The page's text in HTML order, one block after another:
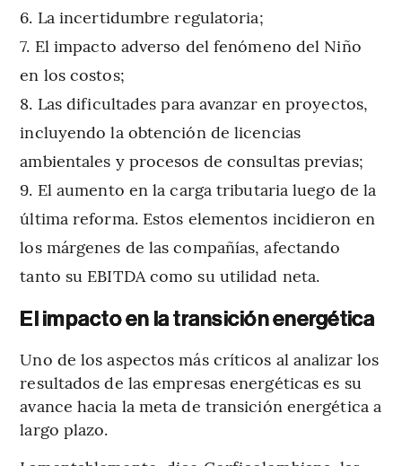
La incertidumbre regulatoria;
El impacto adverso del fenómeno del Niño
en los costos;
Las dificultades para avanzar en proyectos,
incluyendo la obtención de licencias
ambientales y procesos de consultas previas;
El aumento en la carga tributaria luego de la
última reforma. Estos elementos incidieron en
los márgenes de las compañías, afectando
tanto su EBITDA como su utilidad neta.
El impacto en la transición energética
Uno de los aspectos más críticos al analizar los
resultados de las empresas energéticas es su
avance hacia la meta de transición energética a
largo plazo.